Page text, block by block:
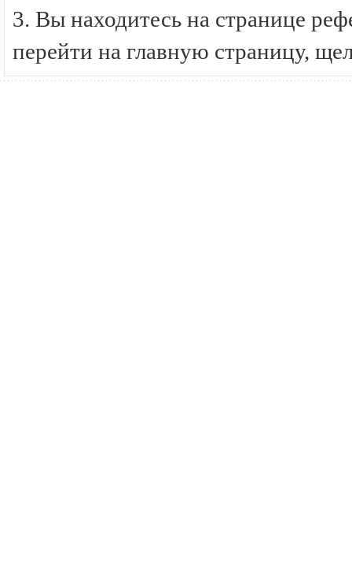
3. Вы находитесь на странице
перейти на главную страницу,